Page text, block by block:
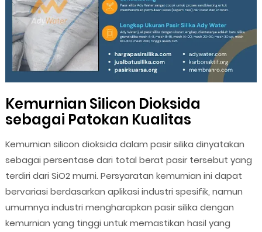
Kemurnian Silicon Dioksida
sebagai Patokan Kualitas
Kemurnian silicon dioksida dalam pasir silika dinyatakan
sebagai persentase dari total berat pasir tersebut yang
terdiri dari SiO2 murni. Persyaratan kemurnian ini dapat
bervariasi berdasarkan aplikasi industri spesifik, namun
umumnya industri mengharapkan pasir silika dengan
kemurnian yang tinggi untuk memastikan hasil yang